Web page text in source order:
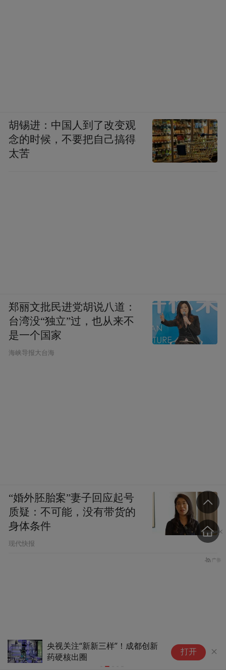
海思科：创新药HSK51155片获临床试验
批准通知书
CRO板块
打开
胡锡进：中国人到了改变观
念的时候，不要把自己搞得
太苦
郑丽文批民进党胡说八道：
台湾没“独立”过，也从来不
是一个国家
​海峡导报大台海
“婚外胚胎案”妻子回应起号
质疑：不可能，没有带货的
身体条件
现代快报